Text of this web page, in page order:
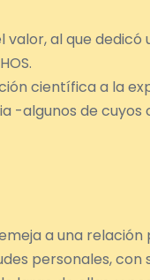
al que dedicó
científica a la
-algunos de cuyos
a una
personales, con